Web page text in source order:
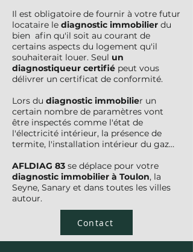
Il est obligatoire de fournir à votre futur
locataire le diagnostic immobilier du
bien afin qu'il soit au courant de
certains aspects du logement qu'il
souhaiterait louer. Seul un
diagnostiqueur certifié peut vous
délivrer un certificat de conformité.
Lors du diagnostic immobilier un
certain nombre de paramètres vont
être inspectés comme l'état de
l'électricité intérieur, la présence de
termite, l'installation intérieur du gaz…
AFLDIAG 83 se déplace pour votre
diagnostic immobilier à Toulon, la
Seyne, Sanary et dans toutes les villes
autour.
Contact